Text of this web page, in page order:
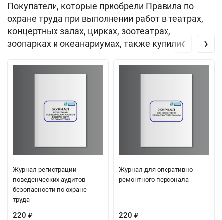
Покупатели, которые приобрели Правила по
охране труда при выполнении работ в театрах,
концертных залах, цирках, зоотеатрах,
зоопарках и океанариумах, также купили
Журнал регистрации
поведенческих аудитов
безопасности по охране
труда
220 ₽
Журнал для оперативно-
ремонтного персонала
220 ₽
‹ ›